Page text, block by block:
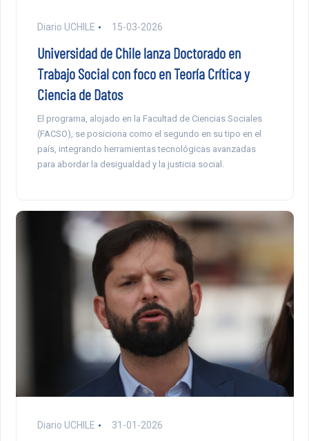
Diario UCHILE 15-03-2026
Universidad de Chile lanza Doctorado en
Trabajo Social con foco en Teoría Crítica y
Ciencia de Datos
El programa, alojado en la Facultad de Ciencias Sociales
(FACSO), se posiciona como el segundo en su tipo en el
país, integrando herramientas tecnológicas avanzadas
para abordar la desigualdad y la justicia social.
Diario UCHILE 31-01-2026